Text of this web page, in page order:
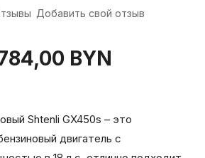
Добавить свой отзыв
BYN
Shtenli GX450s – это
двигатель с